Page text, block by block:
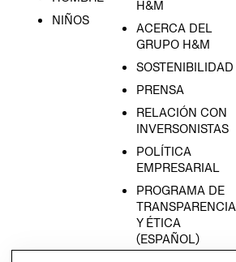
NIÑOS
H&M
ACERCA DEL
GRUPO H&M
SOSTENIBILIDAD
PRENSA
RELACIÓN CON
INVERSONISTAS
POLÍTICA
EMPRESARIAL
PROGRAMA DE
TRANSPARENCIA
Y ÉTICA
(ESPAÑOL)